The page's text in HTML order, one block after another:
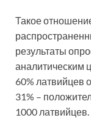
Такое
результаты
аналитическим
60% латвийцев
31% –
1000 латвийцев.